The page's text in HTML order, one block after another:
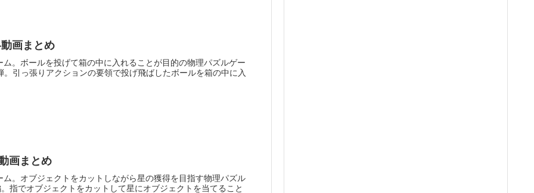
画まとめ
。ボールを投げて箱の中に入れることが目的の物理パズルゲー
引っ張りアクションの要領で投げ飛ばしたボールを箱の中に入
画まとめ
。オブジェクトをカットしながら星の獲得を目指す物理パズル
指でオブジェクトをカットして星にオブジェクトを当てること